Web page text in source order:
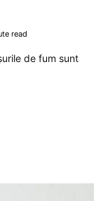
read
de fum sunt